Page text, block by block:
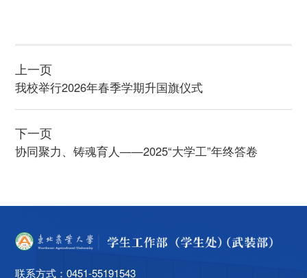
上一页
我校举行2026年春季学期升国旗仪式
下一页
协同聚力、铸魂育人——2025“大学工”年终答卷
联系方式：0451-55191543